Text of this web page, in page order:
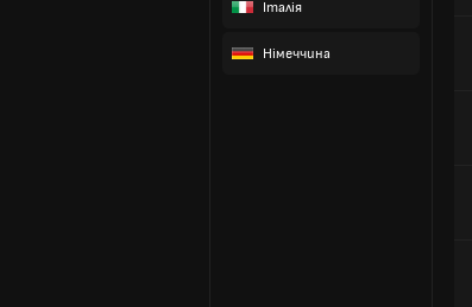
Італія
Німеччина